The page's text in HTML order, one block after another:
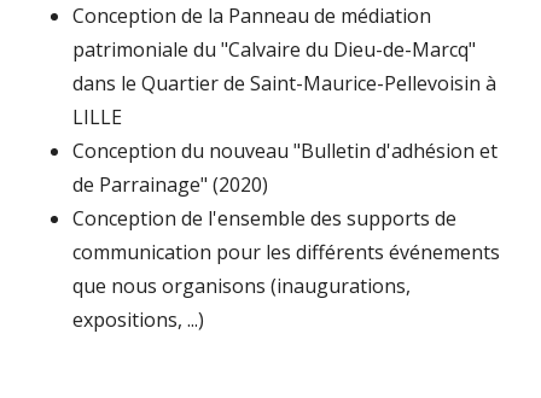
Conception de la Panneau de médiation
patrimoniale du "Calvaire du Dieu-de-Marcq"
dans le Quartier de Saint-Maurice-Pellevoisin à
LILLE
Conception du nouveau "Bulletin d'adhésion et
de Parrainage" (2020)
Conception de l'ensemble des supports de
communication pour les différents événements
que nous organisons (inaugurations,
expositions, ...)